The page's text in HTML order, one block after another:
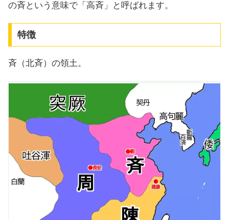
の斉という意味で「高斉」と呼ばれます。
特徴
斉（北斉）の領土。